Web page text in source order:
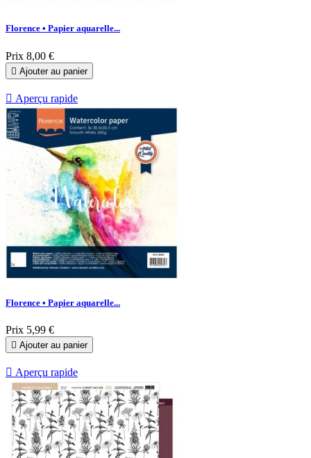
Florence • Papier aquarelle...
Prix 8,00 €
 Ajouter au panier
 Aperçu rapide
Florence • Papier aquarelle...
Prix 5,99 €
 Ajouter au panier
 Aperçu rapide